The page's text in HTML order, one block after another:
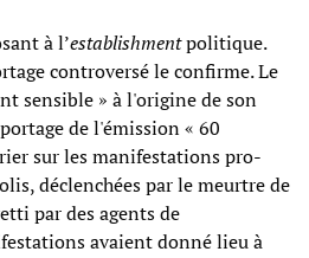
à l’establishmentpolitique.
controversé le confirme. Le
sensible » à l'origine de son
de l'émission « 60
sur les manifestations pro-
déclenchées par le meurtre de
par des agents de
avaient donné lieu à